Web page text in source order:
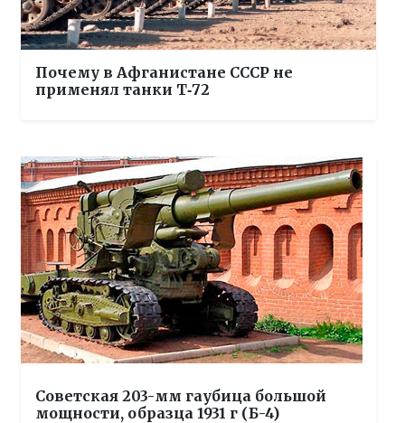
Почему в Афганистане СССР не
применял танки Т‑72
Советская 203-мм гаубица большой
мощности, образца 1931 г (Б-4)